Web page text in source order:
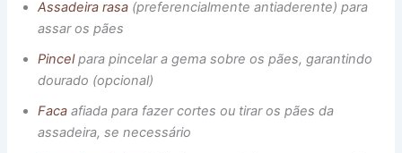
Assadeira rasa (preferencialmente antiaderente) para
assar os pães
Pincelpara pincelar a gema sobre os pães, garantindo
dourado (opcional)
Faca afiada para fazer cortes ou tirar os pães da
assadeira, se necessário